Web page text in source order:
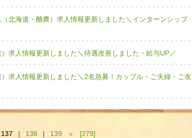
北海道・酪農）求人情報更新しました＼インターンシップ
求人情報更新しました＼待遇改善しました・給与UP／
求人情報更新しました＼2名急募！カップル・ご夫婦・ご友
137 | 138 | 139 » [279]